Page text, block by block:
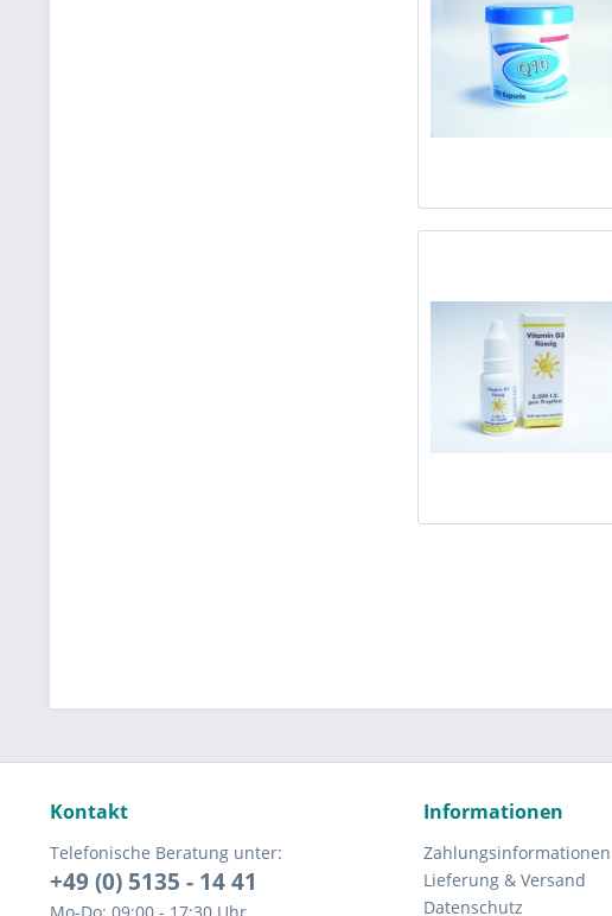
Kontakt
Telefonische Beratung unter:
+49 (0) 5135 - 14 41
Informationen
Zahlungsinformationen
Lieferung & Versand
Datenschutz